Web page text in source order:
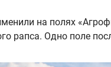
на полях
рапса. Одно поле